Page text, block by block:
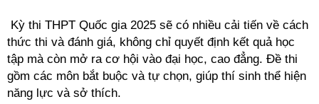
Kỳ thi THPT Quốc gia 2025 sẽ có nhiều cải tiến về cách
thức thi và đánh giá, không chỉ quyết định kết quả học
tập mà còn mở ra cơ hội vào đại học, cao đẳng. Đề thi
gồm các môn bắt buộc và tự chọn, giúp thí sinh thể hiện
năng lực và sở thích.